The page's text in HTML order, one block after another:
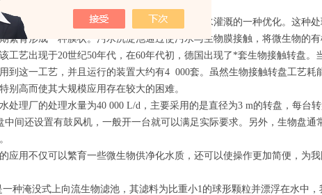
生物膜法污水处理中具有重要的意义，它是污水灌溉的一种优化。这种
繁育形成一种膜状。污水沉淀池通过使污水与生物膜接触，将微生物的有
工艺出现于20世纪50年代，在60年代初，德国出现了*套生物接触转盘。
到这一工艺，并且运行的装置大约有4 000套。虽然生物接触转盘工艺耗
别高而使其大规模应用存在较大的困难。
处理厂的处理水量为40 000 L/d，主要采用的是直径为3 m的转盘，每台
中间还设置有鼓风机，一般开一台就可以满足实际要求。另外，生物盘通
应用不仅可以繁育一些微生物供净化水质，还可以使操作更加简便，为
种淹没式上向流生物滤池，其滤料为比重小1的球形颗粒并漂浮在水中，